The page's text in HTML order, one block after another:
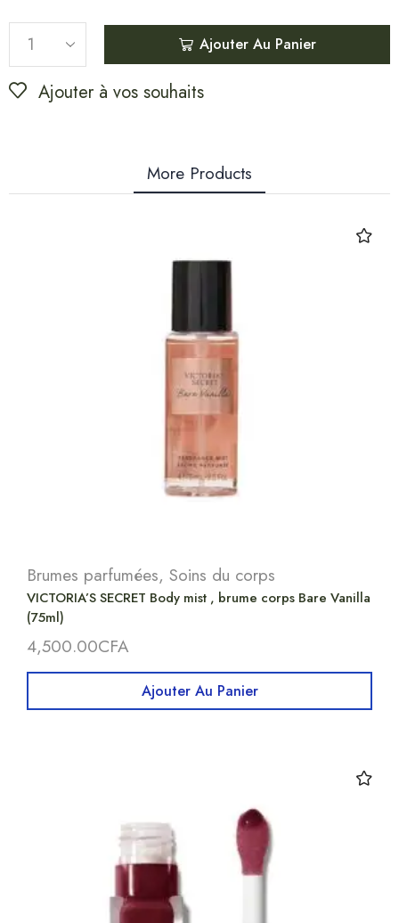
Ajouter Au Panier
Ajouter à vos souhaits
More Products
Brumes parfumées, Soins du corps
VICTORIA’S SECRET Body mist , brume corps Bare Vanilla
(75ml)
4,500.00CFA
Ajouter Au Panier